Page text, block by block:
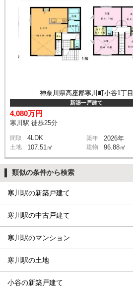
神奈川県高座郡寒川町小谷1丁目
新築一戸建て
4,080万円
寒川駅 徒歩25分
間取 4LDK 築年 2026年
土地 107.51㎡ 建物 96.88㎡
類似の条件から検索
寒川駅の新築戸建て
寒川駅の中古戸建て
寒川駅のマンション
寒川駅の土地
小谷の新築戸建て